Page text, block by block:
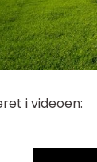
i videoen: